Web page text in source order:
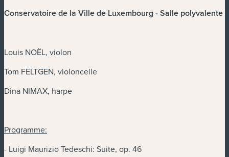
Conservatoire de la Ville de Luxembourg - Salle polyvalente
Louis NOËL, violon
Tom FELTGEN, violoncelle
Dina NIMAX, harpe
Programme:
- Luigi Maurizio Tedeschi: Suite, op. 46